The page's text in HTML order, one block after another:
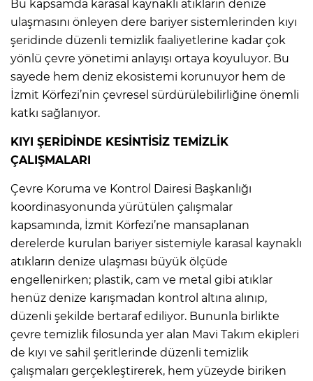
Bu kapsamda karasal kaynaklı atıkların denize
ulaşmasını önleyen dere bariyer sistemlerinden kıyı
şeridinde düzenli temizlik faaliyetlerine kadar çok
yönlü çevre yönetimi anlayışı ortaya koyuluyor. Bu
sayede hem deniz ekosistemi korunuyor hem de
İzmit Körfezi’nin çevresel sürdürülebilirliğine önemli
katkı sağlanıyor.
KIYI ŞERİDİNDE KESİNTİSİZ TEMİZLİK
ÇALIŞMALARI
Çevre Koruma ve Kontrol Dairesi Başkanlığı
koordinasyonunda yürütülen çalışmalar
kapsamında, İzmit Körfezi’ne mansaplanan
derelerde kurulan bariyer sistemiyle karasal kaynaklı
atıkların denize ulaşması büyük ölçüde
engellenirken; plastik, cam ve metal gibi atıklar
henüz denize karışmadan kontrol altına alınıp,
düzenli şekilde bertaraf ediliyor. Bununla birlikte
çevre temizlik filosunda yer alan Mavi Takım ekipleri
de kıyı ve sahil şeritlerinde düzenli temizlik
çalışmaları gerçekleştirerek, hem yüzeyde biriken